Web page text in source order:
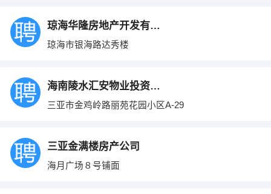
琼海华隆房地产开发有限公司
琼海市银海路达秀楼
海南陵水汇安物业投资有限公司
三亚市金鸡岭路丽苑花园小区A-29
三亚金满楼房产公司
海月广场８号铺面